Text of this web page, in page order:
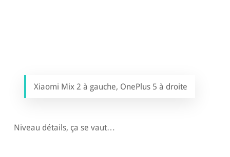
Xiaomi Mix 2 à gauche, OnePlus 5 à droite
Niveau détails, ça se vaut…